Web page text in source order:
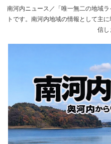
南河内ニュース／「唯一無二の地域
トです。南河内地域の情報として主
信し